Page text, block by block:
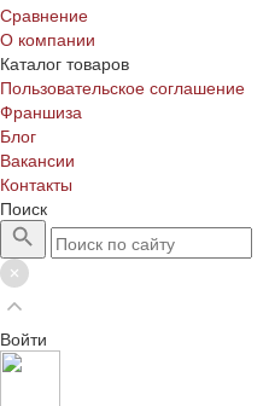
Сравнение
О компании
Каталог товаров
Пользовательское соглашение
Франшиза
Блог
Вакансии
Контакты
Поиск
Войти